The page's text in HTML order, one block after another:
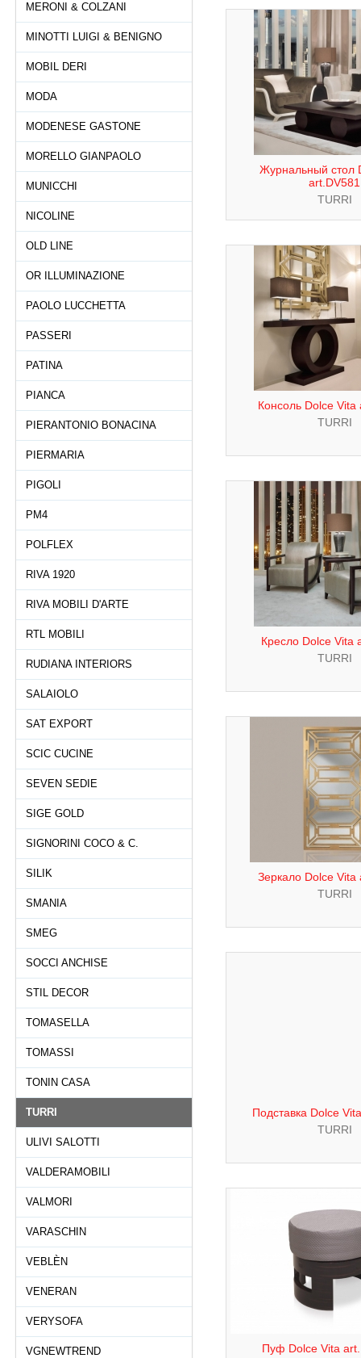
MERONI & COLZANI
MINOTTI LUIGI & BENIGNO
MOBIL DERI
MODA
MODENESE GASTONE
MORELLO GIANPAOLO
MUNICCHI
NICOLINE
OLD LINE
OR ILLUMINAZIONE
PAOLO LUCCHETTA
PASSERI
PATINA
PIANCA
PIERANTONIO BONACINA
PIERMARIA
PIGOLI
PM4
POLFLEX
RIVA 1920
RIVA MOBILI D'ARTE
RTL MOBILI
RUDIANA INTERIORS
SALAIOLO
SAT EXPORT
SCIC CUCINE
SEVEN SEDIE
SIGE GOLD
SIGNORINI COCO & C.
SILIK
SMANIA
SMEG
SOCCI ANCHISE
STIL DECOR
TOMASELLA
TOMASSI
TONIN CASA
TURRI
ULIVI SALOTTI
VALDERAMOBILI
VALMORI
VARASCHIN
VEBLÈN
VENERAN
VERYSOFA
VGNEWTREND
Журнальный стол
art.DV581
TURRI
Консоль Dolce Vita
TURRI
Кресло Dolce Vita
TURRI
Зеркало Dolce Vita
TURRI
Подставка Dolce
TURRI
Пуф Dolce Vita